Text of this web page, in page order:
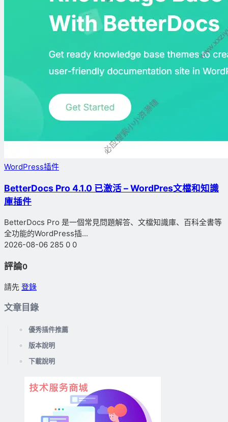
WordPress插件
BetterDocs Pro 4.1.0 已激活 – WordPres文檔和知識
庫插件
BetterDocs Pro 是一個常見問題解答、文檔知識庫、百科全書等
全功能的WordPress插...
2026-08-06 285 0 0
評論0
請先 登錄
文章目錄
優秀插件推薦
版本說明
下載說明